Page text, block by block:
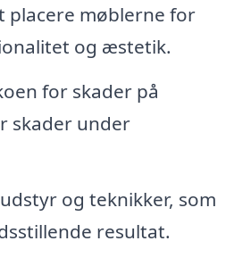
placere møblerne for
og æstetik.
for skader på
skader under
og teknikker, som
resultat.